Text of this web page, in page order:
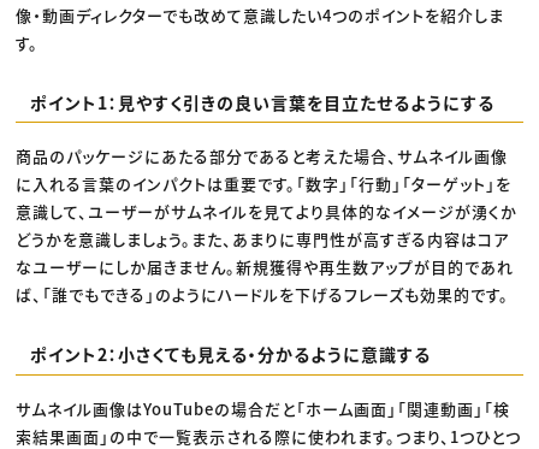
像・動画ディレクターでも改めて意識したい4つのポイントを紹介しま
す。
ポイント1：見やすく引きの良い言葉を目立たせるようにする
商品のパッケージにあたる部分であると考えた場合、サムネイル画像
に入れる言葉のインパクトは重要です。「数字」「行動」「ターゲット」を
意識して、ユーザーがサムネイルを見てより具体的なイメージが湧くか
どうかを意識しましょう。また、あまりに専門性が高すぎる内容はコア
なユーザーにしか届きません。新規獲得や再生数アップが目的であれ
ば、「誰でもできる」のようにハードルを下げるフレーズも効果的です。
ポイント2：小さくても見える・分かるように意識する
サムネイル画像はYouTubeの場合だと「ホーム画面」「関連動画」「検
索結果画面」の中で一覧表示される際に使われます。つまり、1つひとつ